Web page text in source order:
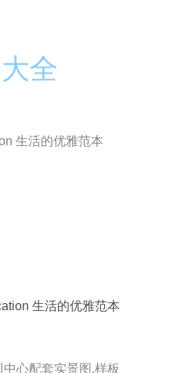
全
生活的优雅范本